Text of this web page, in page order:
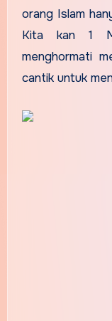
orang Islam
Kita kan 1
menghormati
cantik untuk